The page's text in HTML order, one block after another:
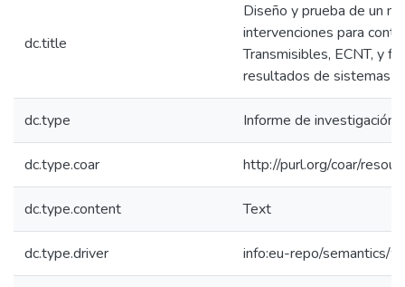
dc.title
Diseño y prueba de un
intervenciones para
Transmisibles, ECNT, y
resultados de sistemas
dc.type Informe de investigación
dc.type.coar http://purl.org/coar/
dc.type.content Text
dc.type.driver info:eu-repo/semantics/